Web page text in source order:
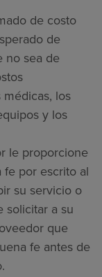
de costo
de
no sea de
los
y los
le proporcione
por escrito al
su servicio o
solicitar a su
que
fe antes de